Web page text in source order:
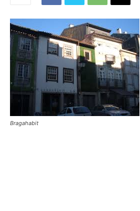
Bragahabit